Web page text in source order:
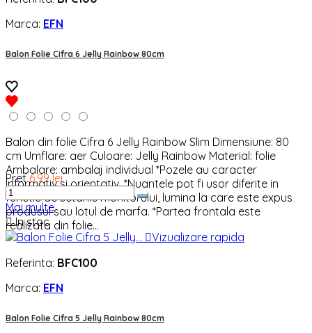
Marca: EFN
Balon Folie Cifra 6 Jelly Rainbow 80cm
Balon din folie Cifra 6 Jelly Rainbow Slim Dimensiune: 80
cm Umflare: aer Culoare: Jelly Rainbow Material: folie
Ambalare: ambalaj individual *Pozele au caracter
informativ si orientativ. *Nuantele pot fi usor diferite in
functie de setarile monitorului, lumina la care este expus
produsul sau lotul de marfa. *Partea frontala este
realizata din folie...
Pret 6,99 lei
Mai multe
In stoc
Vizualizare rapida
Referinta: BFC100
Marca: EFN
Balon Folie Cifra 5 Jelly Rainbow 80cm